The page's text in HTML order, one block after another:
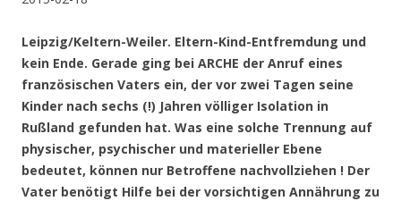
Leipzig/Keltern-Weiler. Eltern-Kind-Entfremdung und
kein Ende. Gerade ging bei ARCHE der Anruf eines
französischen Vaters ein, der vor zwei Tagen seine
Kinder nach sechs (!) Jahren völliger Isolation in
Rußland gefunden hat. Was eine solche Trennung auf
physischer, psychischer und materieller Ebene
bedeutet, können nur Betroffene nachvollziehen ! Der
Vater benötigt Hilfe bei der vorsichtigen Annährung zu